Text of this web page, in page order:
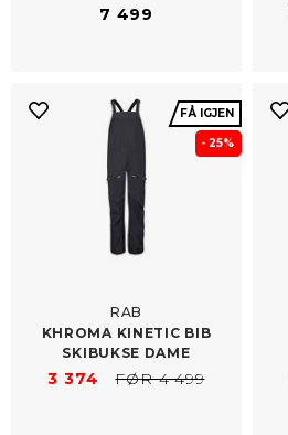
7 499
FÅ IGJEN
- 25%
RAB
KHROMA KINETIC BIB
SKIBUKSE DAME
3 374 FØR 4 499